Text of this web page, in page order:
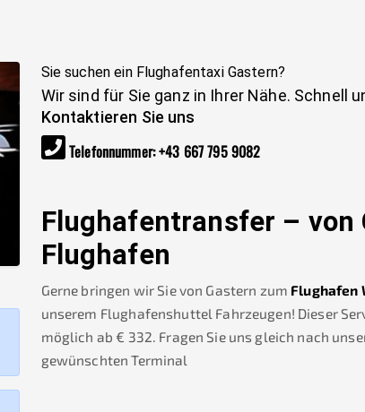
Sie suchen ein Flughafentaxi Gastern?
Wir sind für Sie ganz in Ihrer Nähe. Schnell
Kontaktieren Sie uns
Telefonnummer:+43 667 795 9082
Flughafentransfer – von
Flughafen
Gerne bringen wir Sie von Gastern zum Flughafen
unserem Flughafenshuttel Fahrzeugen! Dieser
möglich ab € 332. Fragen Sie uns gleich nach
gewünschten Terminal